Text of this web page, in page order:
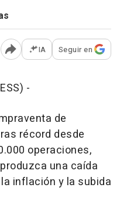
Abrir opciones para
IA Seguir en
-
de
récord desde
operaciones,
una caída
inflación y la subida